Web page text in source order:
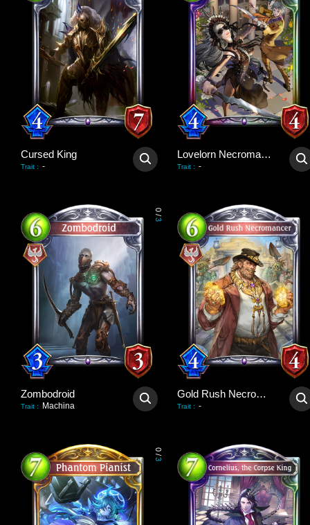
Cursed King
Trait : -
Lovelorn Necromancer
Trait : -
0
/
3
Zombodroid
Trait : Machina
Gold Rush Necromancer
Trait : -
0
/
3